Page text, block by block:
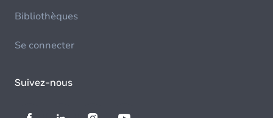
Bibliothèques
Se connecter
Suivez-nous